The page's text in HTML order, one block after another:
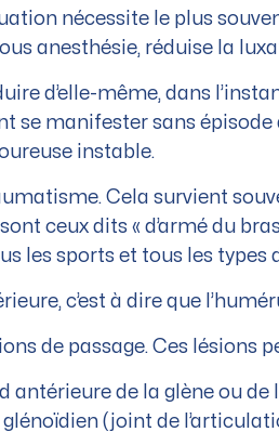
nécessite le plus
anesthésie, réduise la
d’elle-même, dans
se manifester sans
instable.
Cela survient
ceux dits « d’armé du
les sports et tous les types
c’est à dire que
de passage. Ces lésions
antérieure de la glène ou de
(joint de